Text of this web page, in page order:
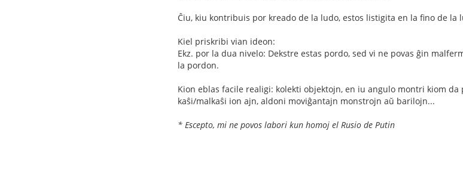
Ĉiu, kiu kontribuis por kreado de la ludo, estos listigita en la fino de la
Kiel priskribi vian ideon:
Ekz. por la dua nivelo: Dekstre estas pordo, sed vi ne povas ĝin
la pordon.
Kion eblas facile realigi: kolekti objektojn, en iu angulo montri kiom
kaŝi/malkaŝi ion ajn, aldoni moviĝantajn monstrojn aŭ barilojn...
* Escepto, mi ne povos labori kun homoj el Rusio de Putin